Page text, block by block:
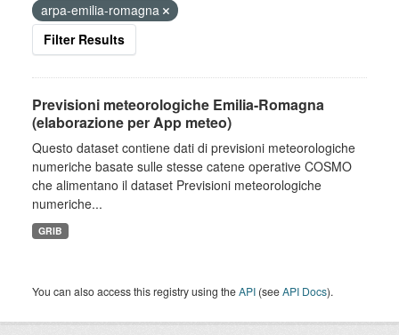
arpa-emilia-romagna
Filter Results
Previsioni meteorologiche Emilia-Romagna
(elaborazione per App meteo)
Questo dataset contiene dati di previsioni meteorologiche
numeriche basate sulle stesse catene operative COSMO
che alimentano il dataset Previsioni meteorologiche
numeriche...
GRIB
You can also access this registry using theAPI (seeAPI Docs).